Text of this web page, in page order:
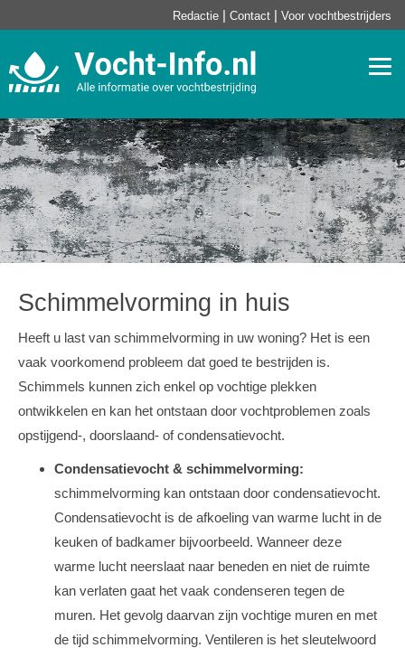
Redactie | Contact | Voor vochtbestrijders
Schimmelvorming in huis
Heeft u last van schimmelvorming in uw woning? Het is een
vaak voorkomend probleem dat goed te bestrijden is.
Schimmels kunnen zich enkel op vochtige plekken
ontwikkelen en kan het ontstaan door vochtproblemen zoals
opstijgend-, doorslaand- of condensatievocht.
Condensatievocht & schimmelvorming:
schimmelvorming kan ontstaan door condensatievocht.
Condensatievocht is de afkoeling van warme lucht in de
keuken of badkamer bijvoorbeeld. Wanneer deze
warme lucht neerslaat naar beneden en niet de ruimte
kan verlaten gaat het vaak condenseren tegen de
muren. Het gevolg daarvan zijn vochtige muren en met
de tijd schimmelvorming. Ventileren is het sleutelwoord